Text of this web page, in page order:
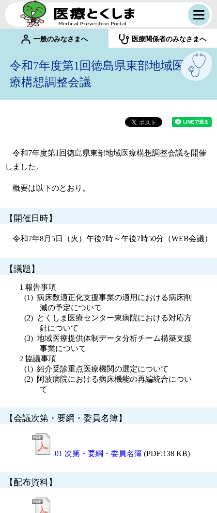
一般のみなさまへ 医療関係者のみなさまへ
令和7年度第1回徳島県東部地域医
療構想調整会議
令和7年度第1回徳島県東部地域医療構想調整会議を開催
しました。
概要は以下のとおり。
【開催日時】
令和7年8月5日（火）午後7時～午後7時50分（WEB会議）
【議題】
1 報告事項
病床数適正化支援事業の適用における病床削
減の予定について
とくしま医療センター東病院における対応方
針について
地域医療提供体制データ分析チーム構築支援
事業について
2 協議事項
紹介受診重点医療機関の選定について
阿波病院における病床機能の再編統合につい
て
【会議次第・要綱・委員名簿】
01 次第・要綱・委員名簿 (PDF:138 KB)
【配布資料】